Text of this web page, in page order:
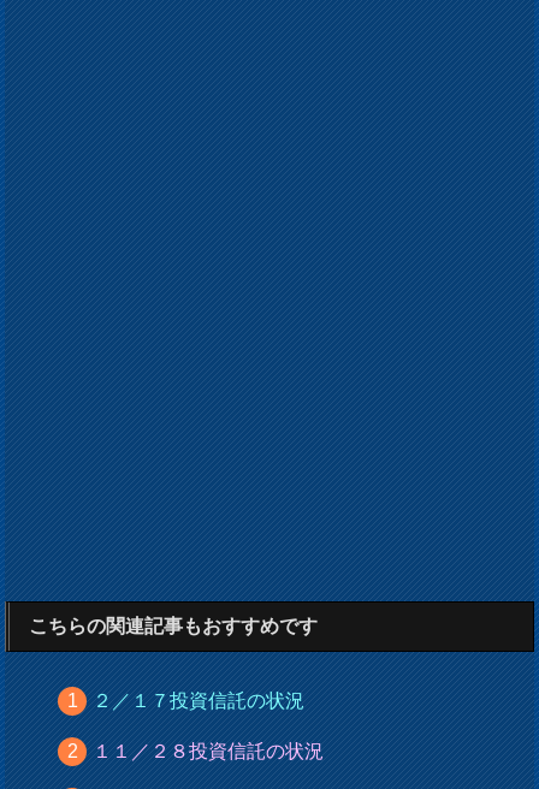
こちらの関連記事もおすすめです
２／１７投資信託の状況
１１／２８投資信託の状況